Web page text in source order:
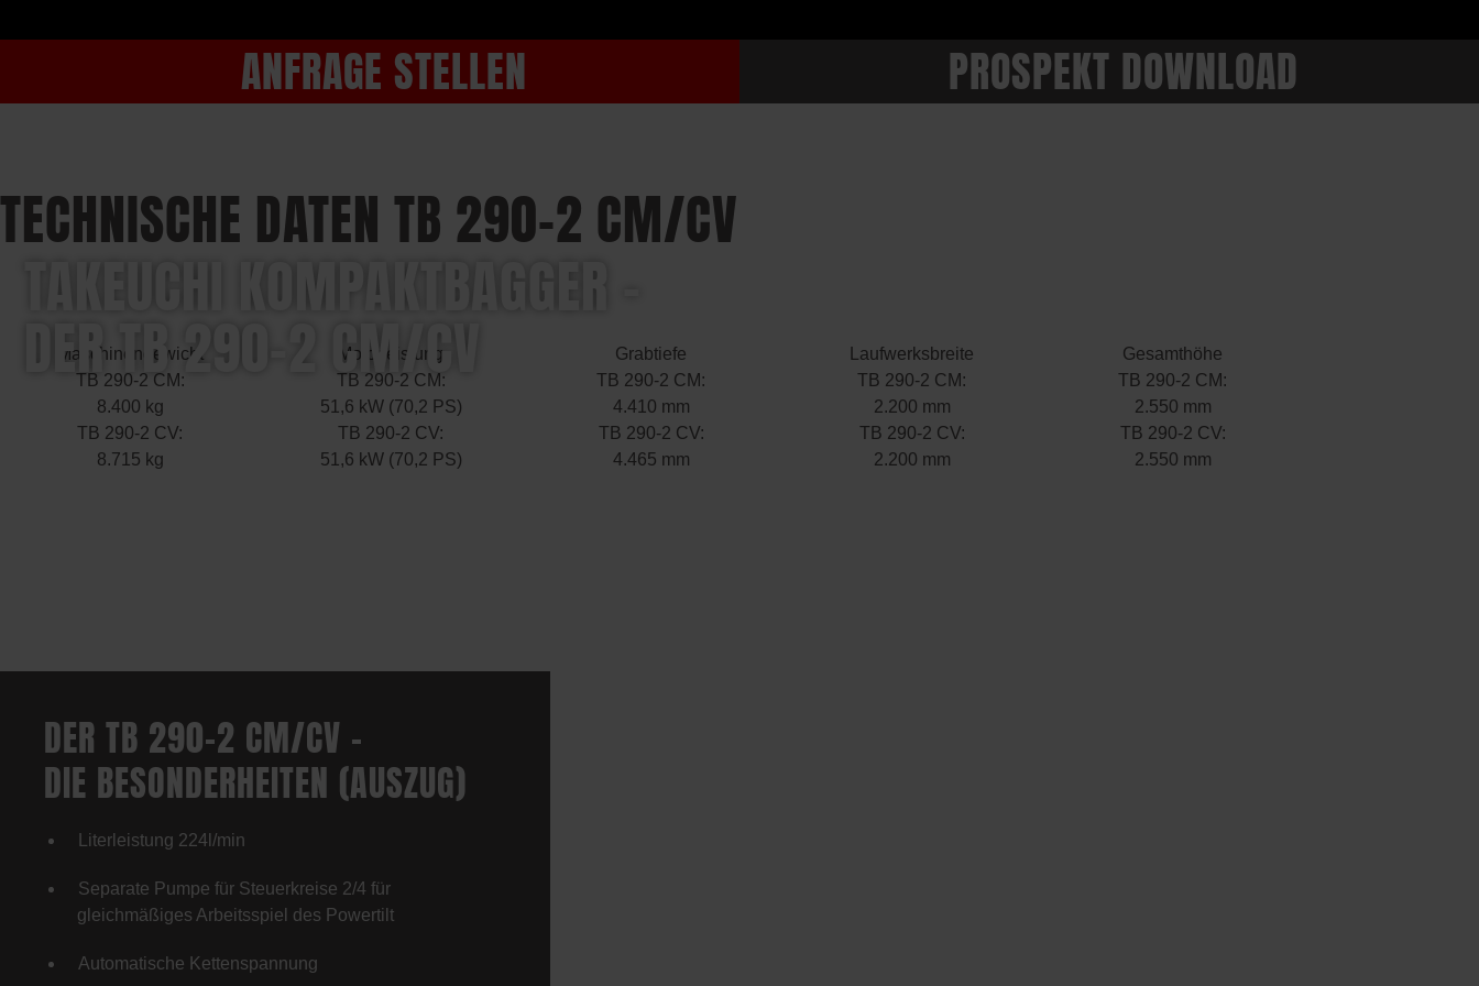
TAKEUCHI KOMPAKTBAGGER –
DER TB 290-2 CM/CV
ANFRAGE STELLEN PROSPEKT DOWNLOAD
TECHNISCHE DATEN TB 290-2 CM/CV
Maschinengewicht
TB 290-2 CM:
8.400 kg
TB 290-2 CV:
8.715 kg
Motorleistung
TB 290-2 CM:
51,6 kW (70,2 PS)
TB 290-2 CV:
51,6 kW (70,2 PS)
Grabtiefe
TB 290-2 CM:
4.410 mm
TB 290-2 CV:
4.465 mm
Laufwerksbreite
TB 290-2 CM:
2.200 mm
TB 290-2 CV:
2.200 mm
Gesamthöhe
TB 290-2 CM:
2.550 mm
TB 290-2 CV:
2.550 mm
DER TB 290-2 CM/CV –
DIE BESONDERHEITEN (AUSZUG)
Literleistung 224l/min
Separate Pumpe für Steuerkreise 2/4 für
gleichmäßiges Arbeitsspiel des Powertilt
Automatische Kettenspannung